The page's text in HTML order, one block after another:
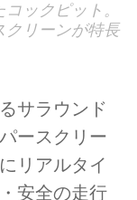
ックピット。
クリーンが特長
サラウンド
ースクリー
リアルタイ
安全の走行